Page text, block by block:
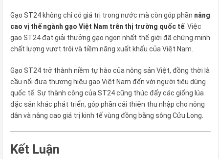
Gạo ST24 không chỉ có giá trị trong nước mà còn góp phần nâng
cao vị thế ngành gạo Việt Nam trên thị trường quốc tế . Việc
gạo ST24 đạt giải thưởng gạo ngon nhất thế giới đã chứng minh
chất lượng vượt trội và tiềm năng xuất khẩu của Việt Nam.
Gạo ST24 trở thành niềm tự hào của nông sản Việt, đồng thời là
cầu nối đưa thương hiệu gạo Việt Nam đến với người tiêu dùng
quốc tế. Sự thành công của ST24 cũng thúc đẩy các giống lúa
đặc sản khác phát triển, góp phần cải thiện thu nhập cho nông
dân và nâng cao giá trị kinh tế vùng đồng bằng sông Cửu Long.
Kết Luận